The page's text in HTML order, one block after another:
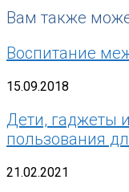
Вам также
Воспитание
15.09.2018
Дети, гаджеты
пользования
21.02.2021